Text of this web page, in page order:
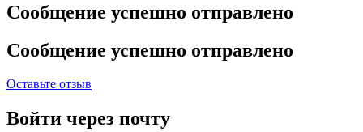
Сообщение успешно отправлено
Сообщение успешно отправлено
Оставьте отзыв
Войти через почту